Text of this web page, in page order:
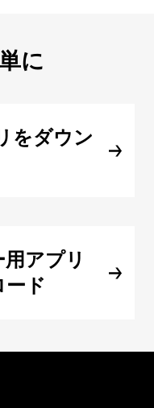
に
をダウン
アプリ
ド